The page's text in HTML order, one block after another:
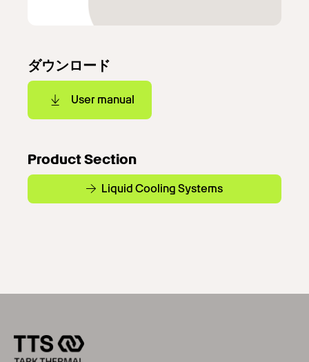
ダウンロード
User manual
Product Section
Liquid Cooling Systems